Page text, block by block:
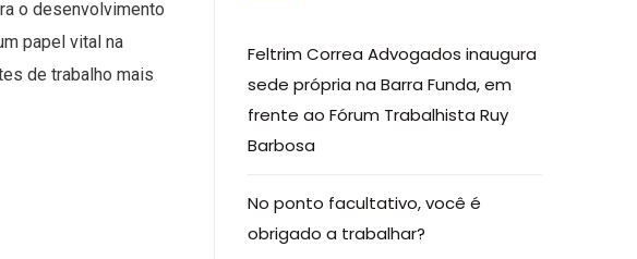
o desenvolvimento
papel vital na
de trabalho mais
Feltrim Correa Advogados inaugura
sede própria na Barra Funda, em
frente ao Fórum Trabalhista Ruy
Barbosa
No ponto facultativo, você é
obrigado a trabalhar?